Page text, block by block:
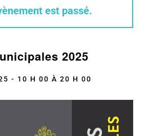
est passé.
2025
- 10 H 00 À 20 H 00